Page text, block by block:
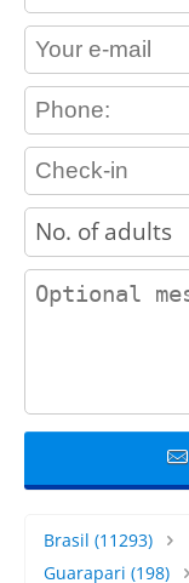
contact_email
contact_phone
adults
contact_message
Brasil (11293)
Guarapari (198)